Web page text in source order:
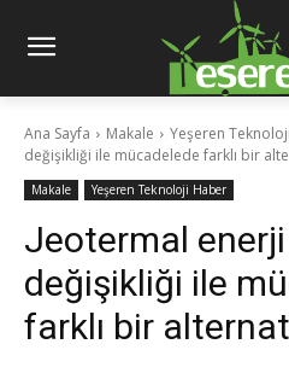
Ana Sayfa Makale Yeşeren
değişikliği ile mücadelede farklı bir
Makale Yeşeren Teknoloji Haber
Jeotermal
değişikliği ile
farklı bir